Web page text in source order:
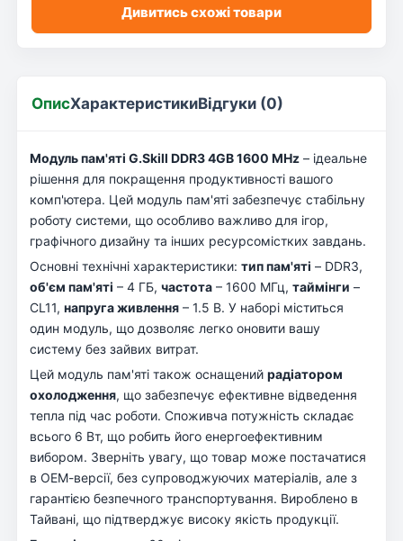
Дивитись схожі товари
ОписХарактеристикиВідгуки (0)
Модуль пам'яті G.Skill DDR3 4GB 1600 MHz – ідеальне
рішення для покращення продуктивності вашого
комп'ютера. Цей модуль пам'яті забезпечує стабільну
роботу системи, що особливо важливо для ігор,
графічного дизайну та інших ресурсомістких завдань.
Основні технічні характеристики: тип пам'яті – DDR3,
об'єм пам'яті – 4 ГБ, частота – 1600 МГц, таймінги –
CL11, напруга живлення – 1.5 В. У наборі міститься
один модуль, що дозволяє легко оновити вашу
систему без зайвих витрат.
Цей модуль пам'яті також оснащений радіатором
охолодження, що забезпечує ефективне відведення
тепла під час роботи. Споживча потужність складає
всього 6 Вт, що робить його енергоефективним
вибором. Зверніть увагу, що товар може постачатися
в ОЕМ-версії, без супроводжуючих матеріалів, але з
гарантією безпечного транспортування. Вироблено в
Тайвані, що підтверджує високу якість продукції.